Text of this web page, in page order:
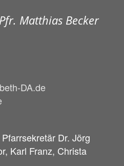
Matthias Becker
DA.de
Dr. Jörg
Karl Franz, Christa